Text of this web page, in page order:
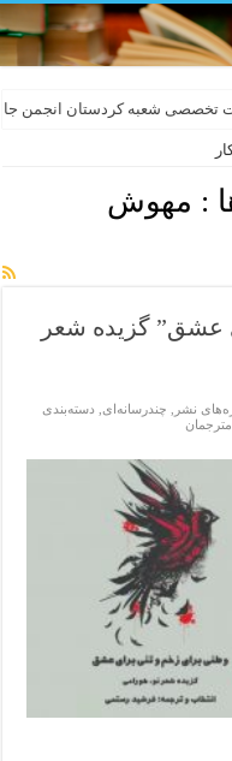
تخصصی شعبه کردستان انجمن
: مهوش
عشق” گزیده شعر
نشر چندرسانه‌ای
دسته‌بندی